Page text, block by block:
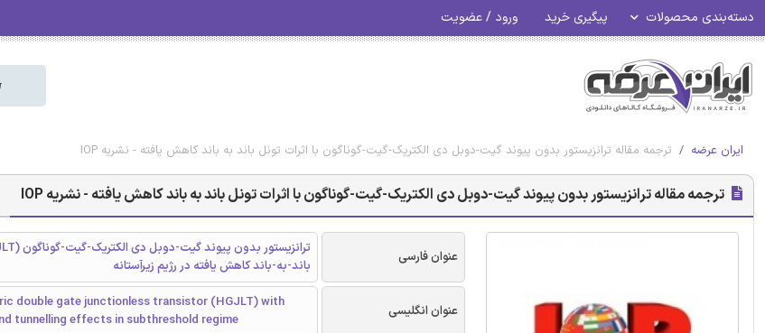
دسته‌بندی محصولات پیگیری خرید ورود / عضویت
ایران عرضه ترجمه مقاله ترانزیستور بدون پیوند گیت-دوبل دی الکتریک-گیت-گوناگون با اثرات تونل باند به باند کاهش یافته - نشریه IOP
ترجمه مقاله ترانزیستور بدون پیوند گیت-دوبل دی الکتریک-گیت-گوناگون با اثرات تونل باند به باند کاهش یافته - نشریه IOP
عنوان فارسی
باند-به-باند کاهش یافته در رژیم زیرآستانه
عنوان انگلیسی
double gate junctionless transistor (HGJLT) with
tunnelling effects in subthreshold regime